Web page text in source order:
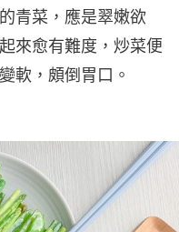
青菜，應是翠嫩欲
來愈有難度，炒菜便
軟，頗倒胃口。